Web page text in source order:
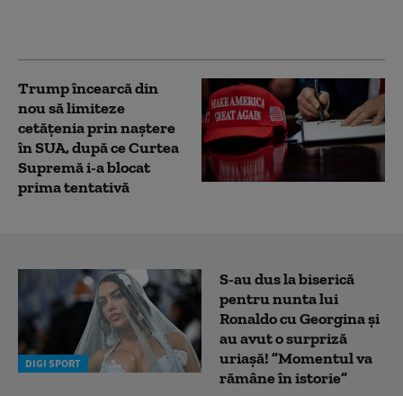
Trump încearcă din
nou să limiteze
cetățenia prin naștere
în SUA, după ce Curtea
Supremă i-a blocat
prima tentativă
DIGI SPORT
S-au dus la biserică
pentru nunta lui
Ronaldo cu Georgina și
au avut o surpriză
uriașă! ”Momentul va
rămâne în istorie”